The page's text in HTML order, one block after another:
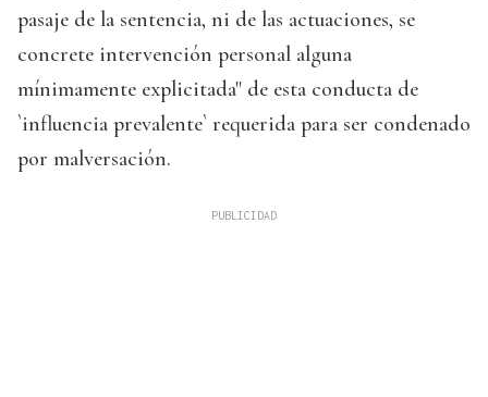
pasaje de la sentencia, ni de las actuaciones, se
concrete intervención personal alguna
mínimamente explicitada" de esta conducta de
`influencia prevalente` requerida para ser condenado
por malversación.